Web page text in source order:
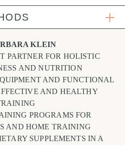
KLEIN
PARTNER FOR HOLISTIC
AND NUTRITION
AND FUNCTIONAL
AND HEALTHY
PROGRAMS FOR
AND HOME TRAINING
SUPPLEMENTS IN A